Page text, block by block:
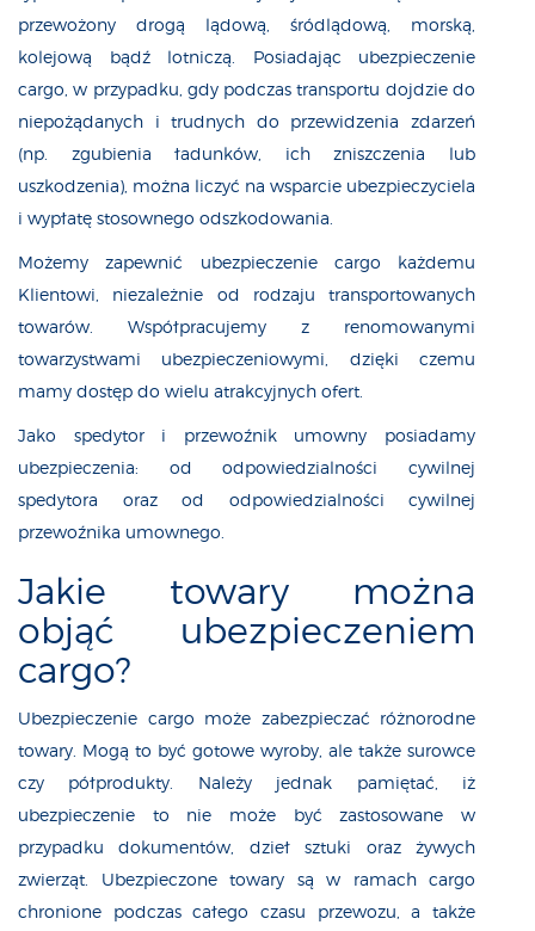
przewożony drogą lądową, śródlądową, morską,
kolejową bądź lotniczą. Posiadając ubezpieczenie
cargo, w przypadku, gdy podczas transportu dojdzie do
niepożądanych i trudnych do przewidzenia zdarzeń
(np. zgubienia ładunków, ich zniszczenia lub
uszkodzenia), można liczyć na wsparcie ubezpieczyciela
i wypłatę stosownego odszkodowania.
Możemy zapewnić ubezpieczenie cargo każdemu
Klientowi, niezależnie od rodzaju transportowanych
towarów. Współpracujemy z renomowanymi
towarzystwami ubezpieczeniowymi, dzięki czemu
mamy dostęp do wielu atrakcyjnych ofert.
Jako spedytor i przewoźnik umowny posiadamy
ubezpieczenia: od odpowiedzialności cywilnej
spedytora oraz od odpowiedzialności cywilnej
przewoźnika umownego.
Jakie towary można
objąć ubezpieczeniem
cargo?
Ubezpieczenie cargo może zabezpieczać różnorodne
towary. Mogą to być gotowe wyroby, ale także surowce
czy półprodukty. Należy jednak pamiętać, iż
ubezpieczenie to nie może być zastosowane w
przypadku dokumentów, dzieł sztuki oraz żywych
zwierząt. Ubezpieczone towary są w ramach cargo
chronione podczas całego czasu przewozu, a także